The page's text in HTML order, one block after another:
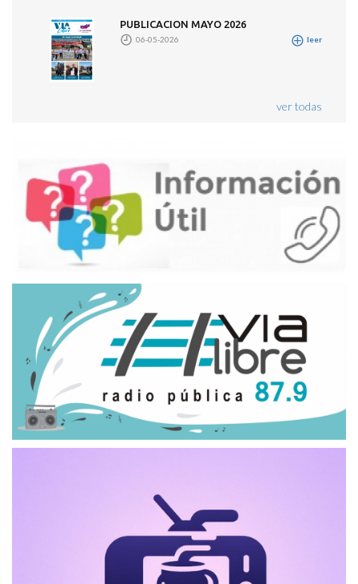
PUBLICACION MAYO 2026
06-05-2026 leer
ver todas